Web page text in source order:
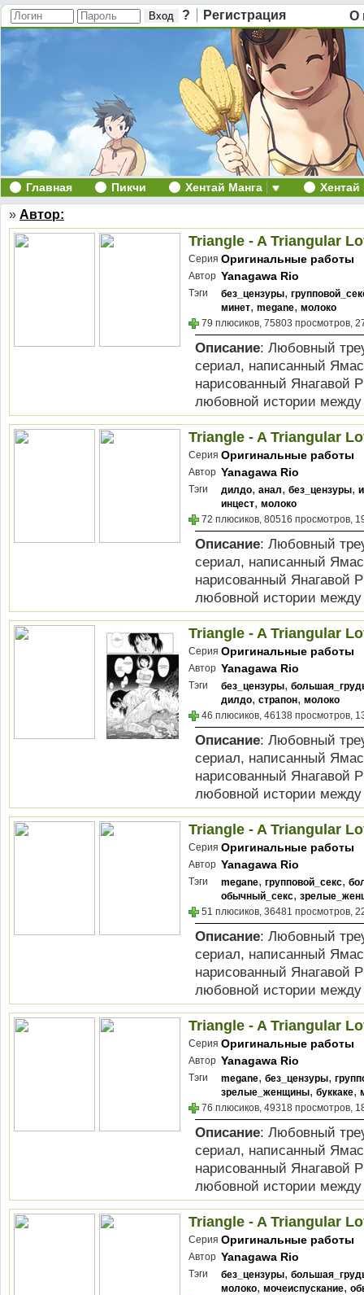
? Регистрация О
Главная Пикчи Хентай Манга
» Автор:
Triangle - A Triangular
Серия Оригинальные работы
Автор Yanagawa Rio
Тэги без_цензуры,
минет, megane, молоко
79 плюсиков, 75803 просмотров,
Описание: Любовный
сериал, написанный
нарисованный Янагавой
любовной истории между
Triangle - A Triangular
Серия Оригинальные работы
Автор Yanagawa Rio
Тэги дилдо, анал, без_цензуры,
инцест, молоко
72 плюсиков, 80516 просмотров,
Описание: Любовный
сериал, написанный
нарисованный Янагавой
любовной истории между
Triangle - A Triangular
Серия Оригинальные работы
Автор Yanagawa Rio
Тэги без_цензуры,
дилдо, страпон, молоко
46 плюсиков, 46138 просмотров,
Описание: Любовный
сериал, написанный
нарисованный Янагавой
любовной истории между
Triangle - A Triangular
Серия Оригинальные работы
Автор Yanagawa Rio
Тэги megane, групповой_секс,
обычный_секс,
51 плюсиков, 36481 просмотров,
Описание: Любовный
сериал, написанный
нарисованный Янагавой
любовной истории между
Triangle - A Triangular
Серия Оригинальные работы
Автор Yanagawa Rio
Тэги megane, без_цензуры,
зрелые_женщины, буккаке,
76 плюсиков, 49318 просмотров,
Описание: Любовный
сериал, написанный
нарисованный Янагавой
любовной истории между
Triangle - A Triangular
Серия Оригинальные работы
Автор Yanagawa Rio
Тэги без_цензуры,
молоко, мочеиспускание,